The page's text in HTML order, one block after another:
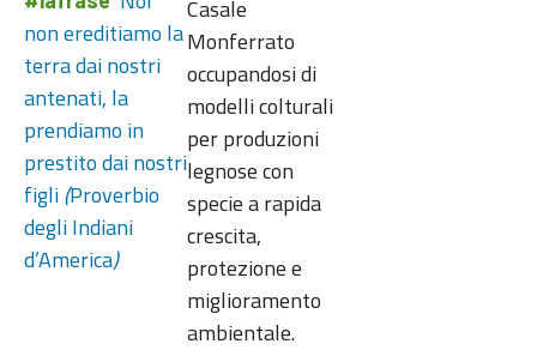
non ereditiamo la
terra dai nostri
antenati, la
prendiamo in
prestito dai nostri
figli(Proverbio
degli Indiani
d’America)
Casale
Monferrato
occupandosi di
modelli colturali
per produzioni
legnose con
specie a rapida
crescita,
protezione e
miglioramento
ambientale.